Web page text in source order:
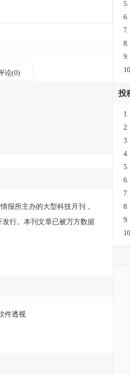
论(0)
报所主办的大型科技月刊，
行。本刊文章已被万方数据
件透视
5.
6.
7.
8.
9.
投
1.
2.
3.
4.
5.
6.
7.
8.
9.